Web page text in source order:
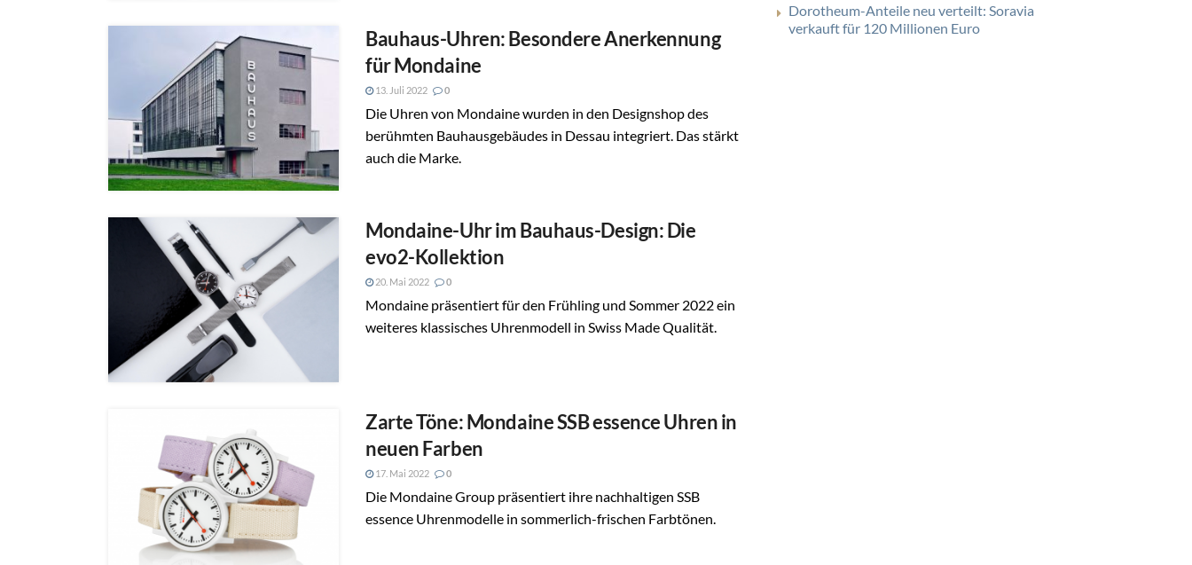
Bauhaus-Uhren: Besondere Anerkennung
für Mondaine
13. Juli 2022 0
Die Uhren von Mondaine wurden in den Designshop des
berühmten Bauhausgebäudes in Dessau integriert. Das stärkt
auch die Marke.
Mondaine-Uhr im Bauhaus-Design: Die
evo2-Kollektion
20. Mai 2022 0
Mondaine präsentiert für den Frühling und Sommer 2022 ein
weiteres klassisches Uhrenmodell in Swiss Made Qualität.
Zarte Töne: Mondaine SSB essence Uhren in
neuen Farben
17. Mai 2022 0
Die Mondaine Group präsentiert ihre nachhaltigen SSB
essence Uhrenmodelle in sommerlich-frischen Farbtönen.
Dorotheum-Anteile neu verteilt: Soravia
verkauft für 120 Millionen Euro